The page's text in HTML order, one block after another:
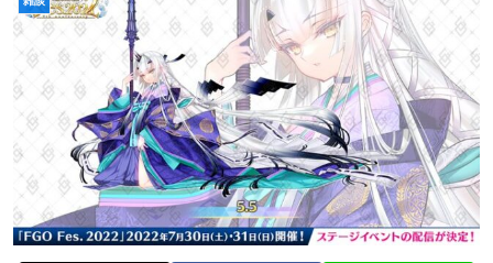
【悲報】広末涼子さん、病気を患っていた模様・・・
【FGO】絆16のメリットが全然出てこないけど、普通に
石がハチャメチャに貰えるとかそんな感じ？
【FGO】ティアマト Fate/GrandOrderのイラスト紹介
3984
【FGO】金時といい勝負。クーフーリン・オルタ強化み